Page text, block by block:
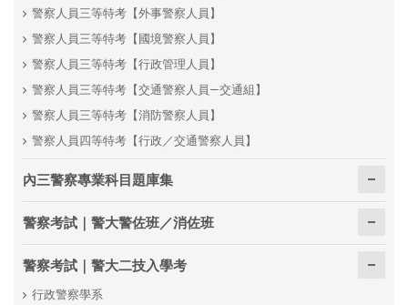
警察人員三等特考【外事警察人員】
警察人員三等特考【國境警察人員】
警察人員三等特考【行政管理人員】
警察人員三等特考【交通警察人員—交通組】
警察人員三等特考【消防警察人員】
警察人員四等特考【行政／交通警察人員】
內三警察專業科目題庫集
警察考試｜警大警佐班／消佐班
警察考試｜警大二技入學考
行政警察學系